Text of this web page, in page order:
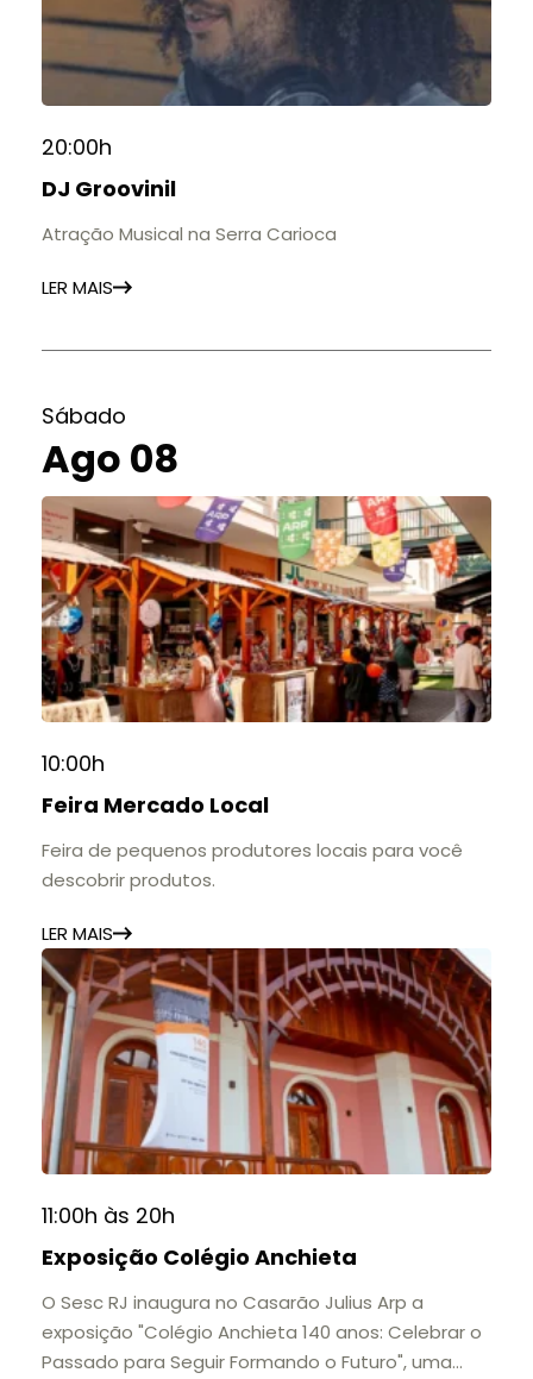
20:00h
DJ Groovinil
Atração Musical na Serra Carioca
LER MAIS
Sábado
Ago 08
10:00h
Feira Mercado Local
Feira de pequenos produtores locais para você
descobrir produtos.
LER MAIS
11:00h às 20h
Exposição Colégio Anchieta
O Sesc RJ inaugura no Casarão Julius Arp a
exposição "Colégio Anchieta 140 anos: Celebrar o
Passado para Seguir Formando o Futuro", uma